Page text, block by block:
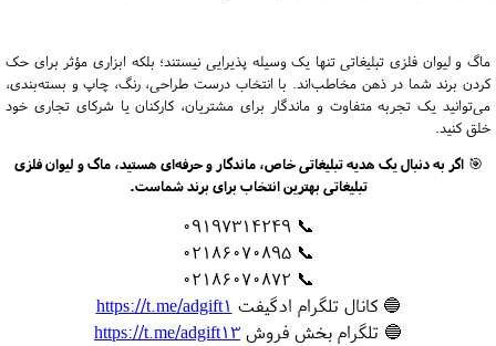
ماگ و لیوان فلزی تبلیغاتی تنها یک وسیله پذیرایی نیستند؛ بلکه ابزاری مؤثر برای حک
کردن برند شما در ذهن مخاطب‌اند. با انتخاب درست طراحی، رنگ، چاپ و بسته‌بندی،
می‌توانید یک تجربه متفاوت و ماندگار برای مشتریان، کارکنان یا شرکای تجاری خود
خلق کنید.
🎯اگر به دنبال یک هدیه تبلیغاتی خاص، ماندگار و حرفه‌ای هستید، ماگ و لیوان فلزی
تبلیغاتی بهترین انتخاب برای برند شماست.
📞 09197314249
📞 02186070895
📞 02186070872
🔵 کانال تلگرام ادگیفت https://t.me/adgift1
🔵 تلگرام بخش فروش https://t.me/adgift13